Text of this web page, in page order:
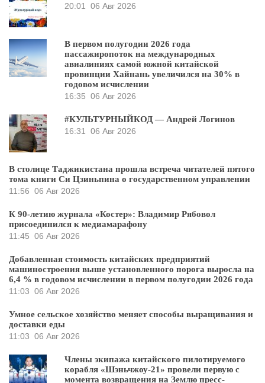
20:01 06 Авг 2026
В первом полугодии 2026 года
пассажиропоток на международных
авиалиниях самой южной китайской
провинции Хайнань увеличился на 30% в
годовом исчислении
16:35 06 Авг 2026
#КУЛЬТУРНЫЙКОД — Андрей Логинов
16:31 06 Авг 2026
В столице Таджикистана прошла встреча читателей пятого
тома книги Си Цзиньпина о государственном управлении
11:56 06 Авг 2026
К 90-летию журнала «Костер»: Владимир Рябовол
присоединился к медиамарафону
11:45 06 Авг 2026
Добавленная стоимость китайских предприятий
машиностроения выше установленного порога выросла на
6,4 % в годовом исчислении в первом полугодии 2026 года
11:03 06 Авг 2026
Умное сельское хозяйство меняет способы выращивания и
доставки еды
11:03 06 Авг 2026
Члены экипажа китайского пилотируемого
корабля «Шэньчжоу-21» провели первую с
момента возвращения на Землю пресс-